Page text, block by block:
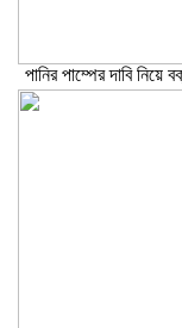
পানির পাম্পের দাবি নিয়ে